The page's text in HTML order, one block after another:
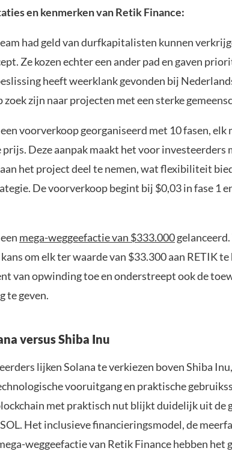
en kenmerken van Retik Finance:
had geld van durfkapitalisten kunnen
Ze kozen echter een ander pad en gaven
heeft weerklank gevonden bij
zijn naar projecten met een sterke
voorverkoop georganiseerd met 10 fasen, elk
Deze aanpak maakt het voor investeerders
het project deel te nemen, wat flexibiliteit
De voorverkoop begint bij $0,03 in fase 1
mega-weggeefactie van $333.000
om elk ter waarde van $33.300 aan RETIK
van opwinding toe en onderstreept ook de
te geven.
versus Shiba Inu
lijken Solana te verkiezen boven Shiba
vooruitgang en praktische
met praktisch nut blijkt duidelijk uit de
Het inclusieve financieringsmodel, de
weggeefactie van Retik Finance hebben het